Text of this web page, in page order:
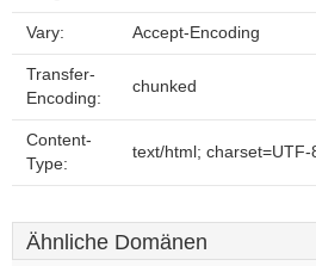
Vary: Accept-Encoding
Transfer-
Encoding:
chunked
Content-
Type:
text/html; charset=UTF-
Ähnliche Domänen